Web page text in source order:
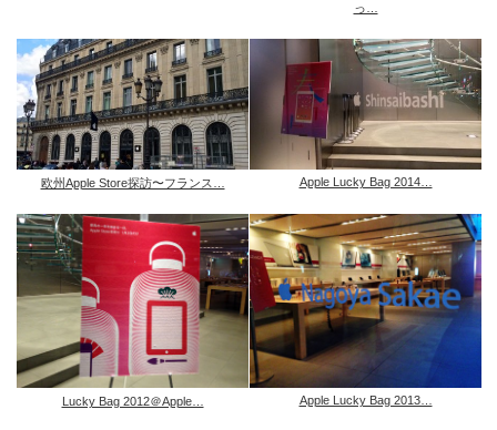
っ…
欧州Apple Store探訪〜フランス… Apple Lucky Bag 2014…
Lucky Bag 2012＠Apple… Apple Lucky Bag 2013…